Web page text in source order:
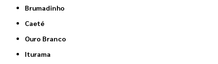
Brumadinho
Caeté
Ouro Branco
Iturama